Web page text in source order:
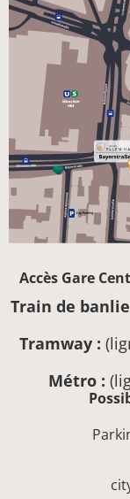
Accès Gare
Train de
Tramway :
Métro :